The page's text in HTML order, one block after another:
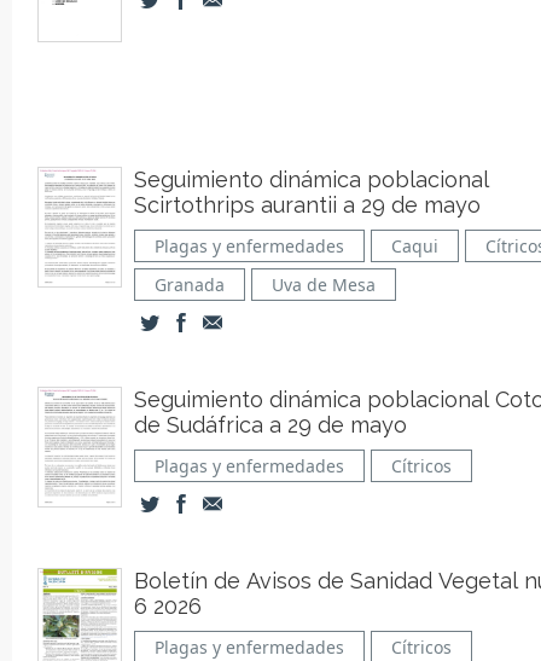
Seguimiento dinámica poblacional
Scirtothrips aurantii a 29 de mayo
Plagas y enfermedades Caqui
Granada
Uva de Mesa
Seguimiento dinámica poblacional
de Sudáfrica a 29 de mayo
Plagas y enfermedades Cítricos
Boletín de Avisos de Sanidad Vegetal
6 2026
Plagas y enfermedades
Cítricos